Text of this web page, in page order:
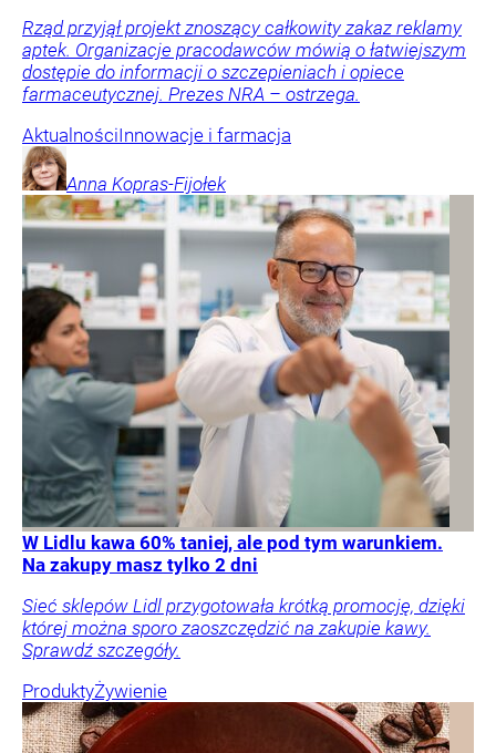
Rząd przyjął projekt znoszący całkowity zakaz reklamy
aptek. Organizacje pracodawców mówią o łatwiejszym
dostępie do informacji o szczepieniach i opiece
farmaceutycznej. Prezes NRA – ostrzega.
AktualnościInnowacje i farmacja
Anna Kopras-Fijołek
W Lidlu kawa 60% taniej, ale pod tym warunkiem.
Na zakupy masz tylko 2 dni
Sieć sklepów Lidl przygotowała krótką promocję, dzięki
której można sporo zaoszczędzić na zakupie kawy.
Sprawdź szczegóły.
ProduktyŻywienie